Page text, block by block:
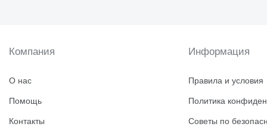
Компания
О нас
Помощь
Контакты
Информация
Правила и условия
Политика
Советы по